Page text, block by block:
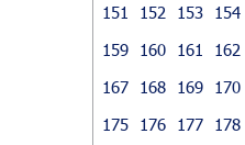
151
152 153 154
159
160 161 162
167
168 169 170
175
176 177 178